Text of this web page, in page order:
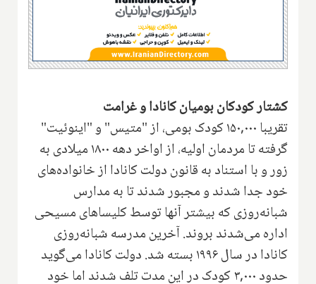
کشتار کودکان بومیان کانادا و غرامت
تقریبا ۱۵۰,۰۰۰ کودک بومی، از "متیس" و "اینوئیت"
گرفته تا مردمان اولیه، از اواخر دهه ۱۸۰۰ میلادی به
زور و با استناد به قانون دولت کانادا از خانواده‌های
خود جدا شدند و مجبور شدند تا به مدارس
شبانه‌روزی که بیشتر آنها توسط کلیساهای مسیحی
اداره می‌شدند بروند. آخرین مدرسه شبانه‌روزی
کانادا در سال ۱۹۹۶ بسته شد. دولت کانادا می‌گوید
حدود ۳,۰۰۰ کودک در این مدت تلف شدند اما خود